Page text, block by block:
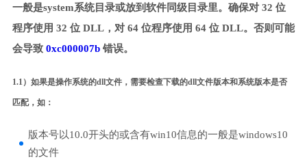
一般是system系统目录或放到软件同级目录里。确保对 32 位
程序使用 32 位 DLL，对 64 位程序使用 64 位 DLL。否则可能
会导致 0xc000007b错误。
1.1）如果是操作系统的dll文件，需要检查下载的dll文件版本和系统版本是否
匹配，如：
版本号以10.0开头的或含有win10信息的一般是windows10
的文件